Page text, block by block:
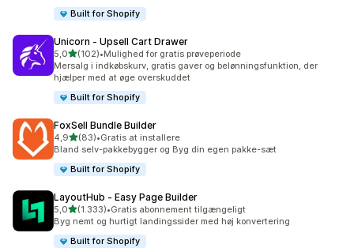
Built for Shopify
Unicorn ‑ Upsell Cart Drawer
5,0ud af 5 stjerner
(102)
102 anmeldelser i alt
•Mulighed for gratis prøveperiode
Mersalg i indkøbskurv, gratis gaver og belønningsfunktion, der
hjælper med at øge overskuddet
Built for Shopify
FoxSell Bundle Builder
4,9ud af 5 stjerner
(83)
83 anmeldelser i alt
•Gratis at installere
Bland selv-pakkebygger og Byg din egen pakke-sæt
Built for Shopify
LayoutHub ‑ Easy Page Builder
5,0ud af 5 stjerner
(1.333)
1333 anmeldelser i alt
•Gratis abonnement tilgængeligt
Byg nemt og hurtigt landingssider med høj konvertering
Built for Shopify